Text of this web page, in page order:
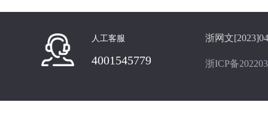
人工客服
4001545779
浙网文
浙ICP备